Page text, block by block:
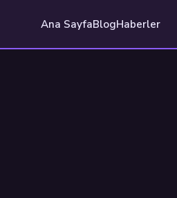
Ana SayfaBlogHaberler